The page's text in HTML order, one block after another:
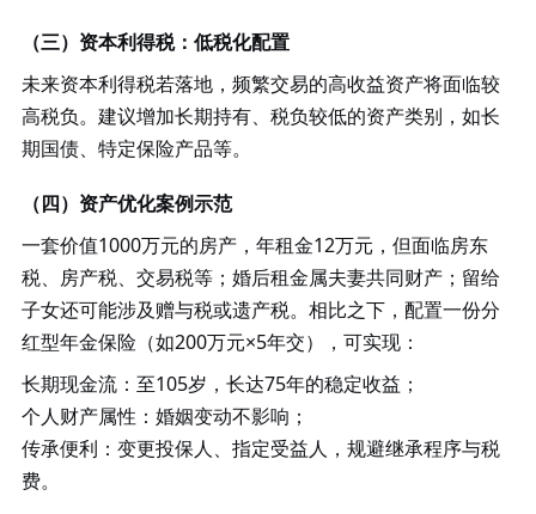
（三）资本利得税：低税化配置
未来资本利得税若落地，频繁交易的高收益资产将面临较
高税负。建议增加长期持有、税负较低的资产类别，如长
期国债、特定保险产品等。
（四）资产优化案例示范
一套价值1000万元的房产，年租金12万元，但面临房东
税、房产税、交易税等；婚后租金属夫妻共同财产；留给
子女还可能涉及赠与税或遗产税。相比之下，配置一份分
红型年金保险（如200万元×5年交），可实现：
长期现金流：至105岁，长达75年的稳定收益；
个人财产属性：婚姻变动不影响；
传承便利：变更投保人、指定受益人，规避继承程序与税
费。